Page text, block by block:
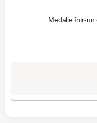
Medalie într-un